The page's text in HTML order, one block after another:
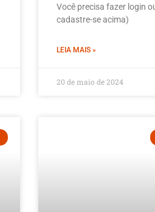
Você precisa fazer login
cadastre-se acima)
LEIA MAIS »
20 de maio de 2024